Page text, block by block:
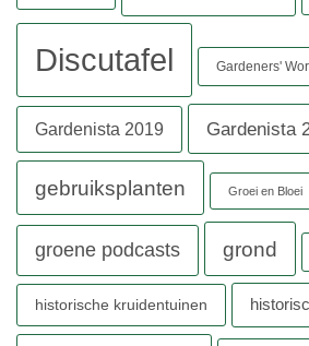
Discutafel Gardeners'
Gardenista 2019 Gardenista
gebruiksplanten Groei en Bloei
groene podcasts grond
historische kruidentuinen